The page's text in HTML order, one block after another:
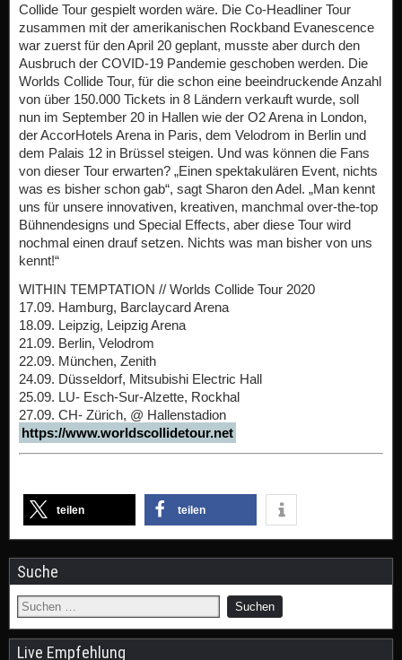
Collide Tour gespielt worden wäre. Die Co-Headliner Tour
zusammen mit der amerikanischen Rockband Evanescence
war zuerst für den April 20 geplant, musste aber durch den
Ausbruch der COVID-19 Pandemie geschoben werden. Die
Worlds Collide Tour, für die schon eine beeindruckende Anzahl
von über 150.000 Tickets in 8 Ländern verkauft wurde, soll
nun im September 20 in Hallen wie der O2 Arena in London,
der AccorHotels Arena in Paris, dem Velodrom in Berlin und
dem Palais 12 in Brüssel steigen. Und was können die Fans
von dieser Tour erwarten? „Einen spektakulären Event, nichts
was es bisher schon gab“, sagt Sharon den Adel. „Man kennt
uns für unsere innovativen, kreativen, manchmal over-the-top
Bühnendesigns und Special Effects, aber diese Tour wird
nochmal einen drauf setzen. Nichts was man bisher von uns
kennt!“
WITHIN TEMPTATION // Worlds Collide Tour 2020
17.09. Hamburg, Barclaycard Arena
18.09. Leipzig, Leipzig Arena
21.09. Berlin, Velodrom
22.09. München, Zenith
24.09. Düsseldorf, Mitsubishi Electric Hall
25.09. LU- Esch-Sur-Alzette, Rockhal
27.09. CH- Zürich, @ Hallenstadion
https://www.worldscollidetour.net
teilen teilen
Suche
Live Empfehlung